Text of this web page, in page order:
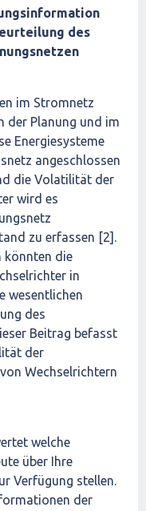
des
im Stromnetz
der Planung und im
Energiesysteme
angeschlossen
die Volatilität der
wird es
zu erfassen [2].
könnten die
in
wesentlichen
des
Beitrag befasst
der
Wechselrichtern
welche
über Ihre
Verfügung stellen.
der